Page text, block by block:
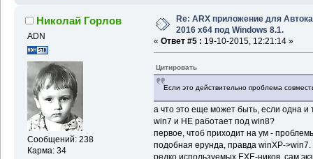
Николай Горлов
ADN
Сообщений: 238
Карма: 34
Re: ARX приложение для
2016 x64 под Windows 8.1.
« Ответ #5 : 19-10-2015, 12:21:14 »
Цитировать
Если это действительно проблема
а что это еще может быть, если одна и
win7 и НЕ работает под win8?
первое, чтоб приходит на ум -
подобная ерунда, правда winXP-
редко используемых EXE-ников. сам